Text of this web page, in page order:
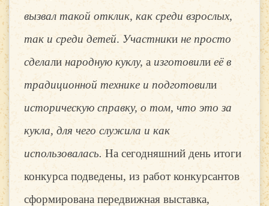
вызвал такой отклик, как среди взрослых,
так и среди детей. Участники не просто
сделали народную куклу, а изготовили её в
традиционной технике и подготовили
историческую справку, о том, что это за
кукла, для чего служила и как
использовалась. На сегодняшний день итоги
конкурса подведены, из работ конкурсантов
сформирована передвижная выставка,